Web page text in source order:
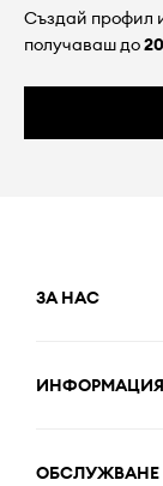
Създай профил
получаваш до
ЗА НАС
ИНФОРМАЦИЯ
ОБСЛУЖВАНЕ